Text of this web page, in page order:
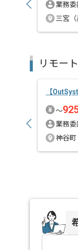
業務委
三宮（
リモー
【
〜
業務委
神谷町